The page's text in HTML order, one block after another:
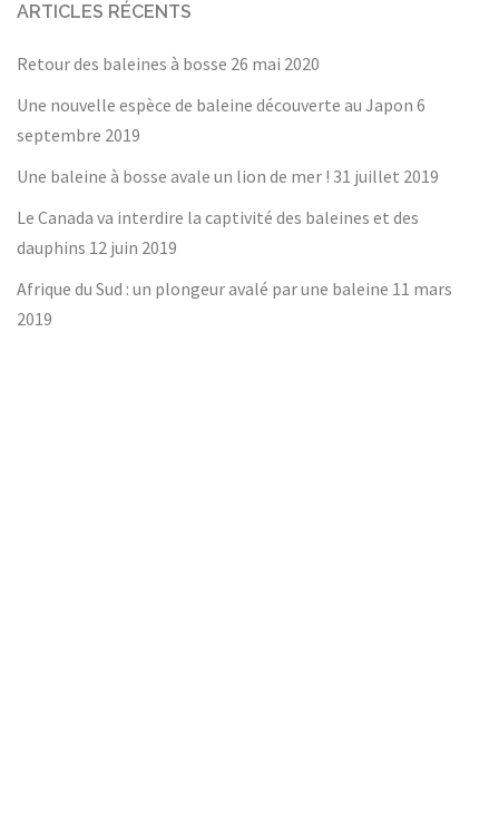
ARTICLES RÉCENTS
Retour des baleines à bosse 26 mai 2020
Une nouvelle espèce de baleine découverte au Japon 6
septembre 2019
Une baleine à bosse avale un lion de mer ! 31 juillet 2019
Le Canada va interdire la captivité des baleines et des
dauphins 12 juin 2019
Afrique du Sud : un plongeur avalé par une baleine 11 mars
2019